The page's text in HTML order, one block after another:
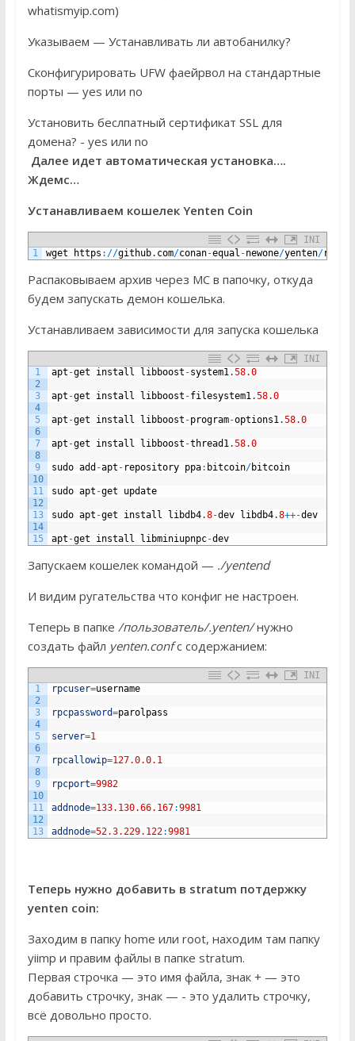
whatismyip.com)
Указываем — Устанавливать ли автобанилку?
Сконфигурировать UFW фаейрвол на стандартные
порты — yes или no
Установить беслпатный сертификат SSL для
домена? - yes или no
Далее идет автоматическая установка….
Ждемс…
Устанавливаем кошелек Yenten Coin
INI
1
wget https : //github. com/conan-equal -newone/yenten/
Распаковываем архив через MC в папочку, откуда
будем запускать демон кошелька.
Устанавливаем зависимости для запуска кошелька
INI
1
2
3
4
5
6
7
8
9
10
11
12
13
14
15
apt -get install libboost -system1.58.0
apt -get install libboost -filesystem1.58.0
apt -get install libboost -program-options1.58.0
apt -get install libboost -thread1.58.0
sudo add -apt - repository ppa: bitcoin/bitcoin
sudo apt -get update
sudo apt -get install libdb4.8-dev libdb4.8++-dev
apt -get install libminiupnpc-dev
Запускаем кошелек командой — ./yentend
И видим ругательства что конфиг не настроен.
Теперь в папке /пользователь/.yenten/нужно
создать файл yenten.confс содержанием:
INI
1
2
3
4
5
6
7
8
9
10
11
12
13
rpcuser=username
rpcpassword=parolpass
server=1
rpcallowip=127.0.0.1
rpcport=9982
addnode=133.130.66.167:9981
addnode=52.3.229.122:9981
Теперь нужно добавить в stratum потдержку
yenten coin:
Заходим в папку home или root, находим там папку
yiimp и правим файлы в папке stratum.
Первая строчка — это имя файла, знак + — это
добавить строчку, знак — - это удалить строчку,
всё довольно просто.